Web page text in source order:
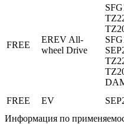
FREE
EREV All-
wheel Drive
FREE EV
Информация по